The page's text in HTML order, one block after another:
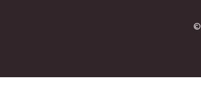
©